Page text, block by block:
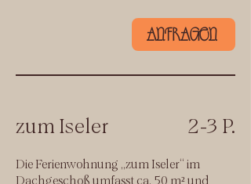
ANFRAGEN
zum Iseler 2-3 P.
Die Ferienwohnung „zum Iseler“ im
Dachgeschoß umfasst ca. 50 m² und